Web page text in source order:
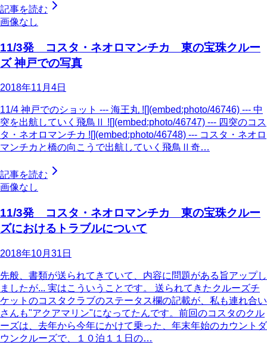
記事を読む
画像なし
11/3発 コスタ・ネオロマンチカ 東の宝珠クルー
ズ 神戸での写真
2018年11月4日
11/4 神戸でのショット --- 海王丸 ![](embed:photo/46746) --- 中
突を出航していく飛鳥Ⅱ ![](embed:photo/46747) --- 四突のコス
タ・ネオロマンチカ ![](embed:photo/46748) --- コスタ・ネオロ
マンチカと橋の向こうで出航していく飛鳥Ⅱ奇…
記事を読む
画像なし
11/3発 コスタ・ネオロマンチカ 東の宝珠クルー
ズにおけるトラブルについて
2018年10月31日
先般、書類が送られてきていて、内容に問題がある旨アップし
ましたが... 実はこういうことです。 送られてきたクルーズチ
ケットのコスタクラブのステータス欄の記載が、私も連れ合い
さんも"アクアマリン"になってたんです。前回のコスタのクル
ーズは、去年から今年にかけて乗った、年末年始のカウントダ
ウンクルーズで、１０泊１１日の…